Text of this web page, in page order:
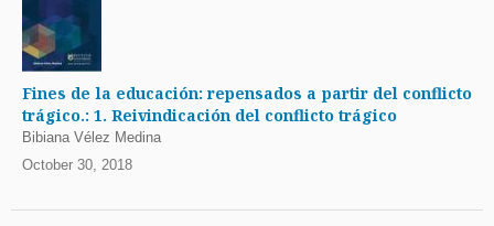
Fines de la educación: repensados a partir del conflicto
trágico.: 1. Reivindicación del conflicto trágico
Bibiana Vélez Medina
October 30, 2018